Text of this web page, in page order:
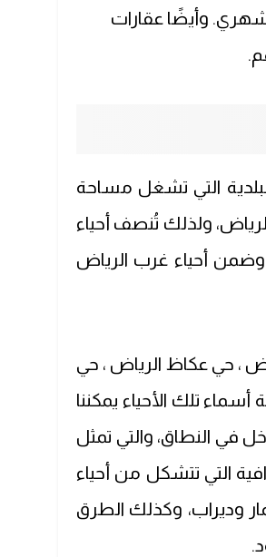
وأيضًا عقارات
التي تشغل مساحة
لمدينة الرياض، ولذلك تُنصف أحياء
وضمن أحياء غرب الرياض
، حي عكاظ الرياض ، حي
تلك الأحياء يمكننا
في النطاق، والتي تمثل
التي تتشكل من أحياء
وديراب، وكذلك الطرق